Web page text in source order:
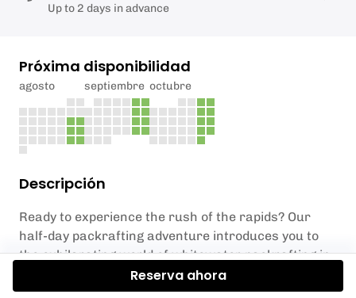
Descripción
Ready to experience the rush of the rapids? Our
half-day packrafting adventure introduces you to
the exhilarating world of whitewater packrafting in
a safe, supportive setting. No prior experience is
needed—our knowledgeable instructor will equip
Up to 2 days in advance
Próxima disponibilidad
agosto septiembre octubre
Reserva ahora